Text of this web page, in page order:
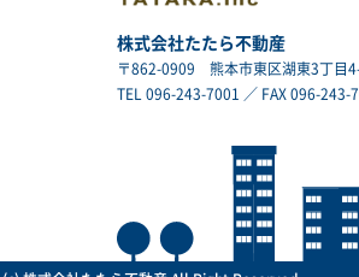
株式会社たたら不動産
〒862-0909 熊本市東区湖東3丁目
TEL 096-243-7001 ／ FAX 096-243-